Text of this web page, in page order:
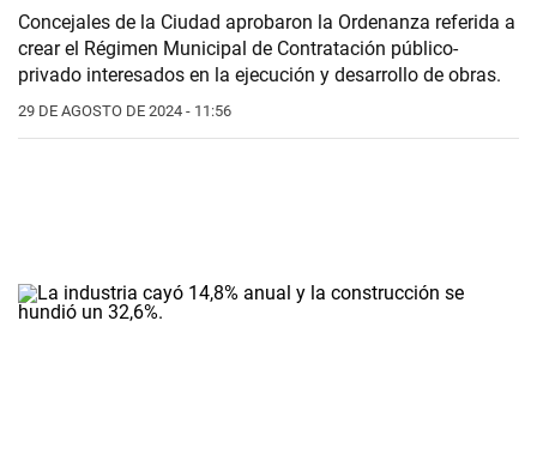
Concejales de la Ciudad aprobaron la Ordenanza referida a
crear el Régimen Municipal de Contratación público-
privado interesados en la ejecución y desarrollo de obras.
29 DE AGOSTO DE 2024 - 11:56